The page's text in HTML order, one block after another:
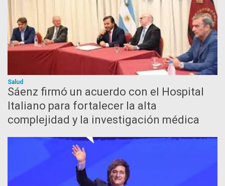
Salud
Sáenz firmó un acuerdo con el Hospital
Italiano para fortalecer la alta
complejidad y la investigación médica